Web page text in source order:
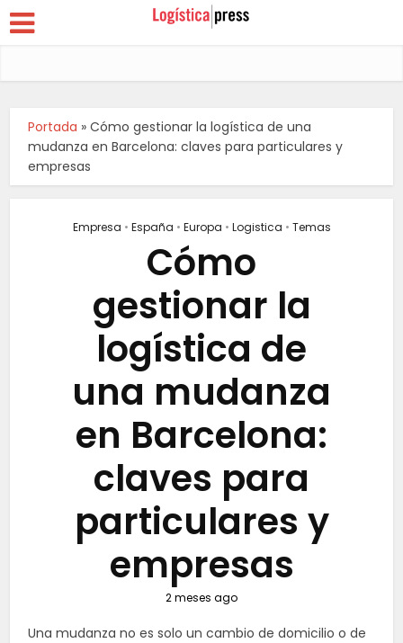
Portada »Cómo gestionar la logística de una
mudanza en Barcelona: claves para particulares y
empresas
Empresa • España • Europa • Logistica • Temas
Cómo
gestionar la
logística de
una mudanza
en Barcelona:
claves para
particulares y
empresas
2 meses ago
Una mudanza no es solo un cambio de domicilio o de